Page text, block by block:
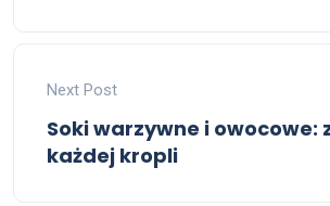
Next Post
Soki warzywne i owocowe:
każdej kropli